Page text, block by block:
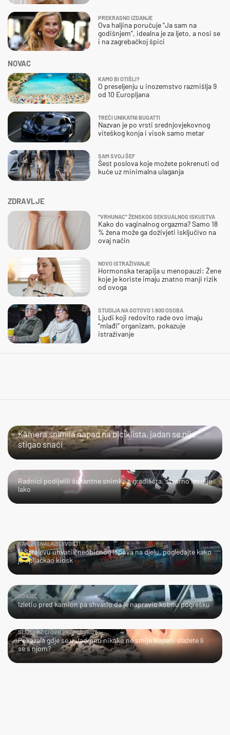
ZDRAVLJE
"VRHUNAC" ŽENSKOG SEKSUALNOG ISKUSTVA
Kako do vaginalnog orgazma? Samo 18
% žena može ga doživjeti isključivo na
ovaj način
NOVO ISTRAŽIVANJE
Hormonska terapija u menopauzi: Žene
koje je koriste imaju znatno manji rizik
od ovoga
STUDIJA NA GOTOVO 1.900 OSOBA
Ljudi koji redovito rade ovo imaju
“mlađi” organizam, pokazuje
istraživanje
NOVAC
KAMO BI OTIŠLI?
O preseljenju u inozemstvo razmišlja 9
od 10 Europljana
TREĆI UNIKATNI BUGATTI
Nazvan je po vrsti srednjovjekovnog
viteškog konja i visok samo metar
SAM SVOJ ŠEF
Šest poslova koje možete pokrenuti od
kuće uz minimalna ulaganja
PREKRASNO IZDANJE
Ova haljina poručuje “Ja sam na
godišnjem”, idealna je za ljeto, a nosi se
i na zagrebačkoj špici
Kamera snimila napad na biciklista, jadan se nije
stigao snaći
Radnici podijelili šokantne snimke s gradilišta, stvarno im nije
lako
KAKVA SNALAŽLJIVOST!
U Sarajevu uhvatili neobičnog lopova na djelu, pogledajte kako
je opljačkao kiosk
ČOVJEČE...
Izletio pred kamion pa shvatio da je napravio kobnu pogrešku
SLIJEDITE LI OVU PREPORUKU?
Pokazala gdje se u Jadranu nikako ne smije kupati, slažete li
se s njom?